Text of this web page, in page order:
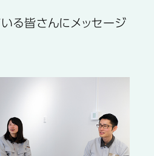
る皆さんにメッセージ